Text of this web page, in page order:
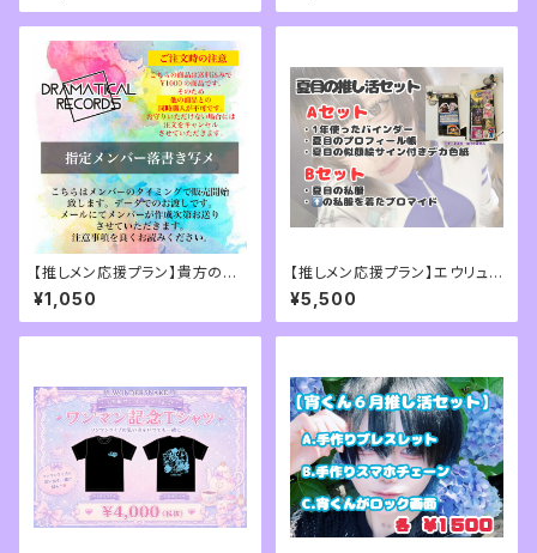
【推しメン応援プラン】貴方の名
前入り限定落書き写メ【必ず注
意事項をお読みいただきご注文
ください。】
¥1,050
【推しメン応援プラン】エウリュア
レ・ルミナス・夏目7月推し活セッ
ト
¥5,500